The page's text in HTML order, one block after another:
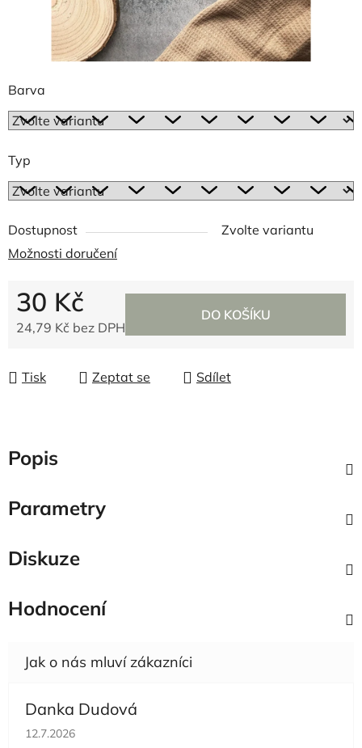
Barva
Typ
Dostupnost
Zvolte variantu
Možnosti doručení
30 Kč
24,79 Kč bez DPH
DO KOŠÍKU
Tisk Zeptat se Sdílet
Popis
Parametry
Diskuze
Hodnocení
Danka Dudová
Hodnocení obchodu je 5 z 5 hvězdiček.
12.7.2026